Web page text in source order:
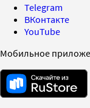
Telegram
ВКонтакте
YouTube
Мобильное